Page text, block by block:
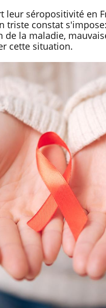
leur séropositivité en
triste constat
de la maladie,
cette situation.
Chikungunya,
West Nile : que
t-il dans le sud
France ?
Les médicaments
protègent-ils
?
Cytomégalovirus
change dans la
charge des
enceintes